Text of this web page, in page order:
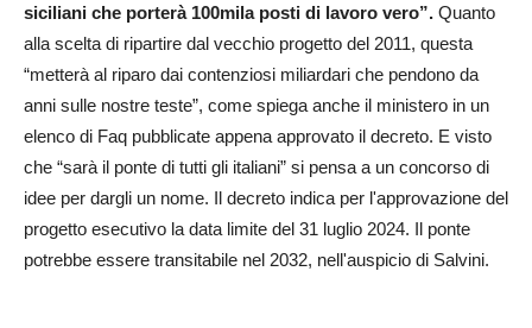
siciliani che porterà 100mila posti di lavoro vero”. Quanto
alla scelta di ripartire dal vecchio progetto del 2011, questa
“metterà al riparo dai contenziosi miliardari che pendono da
anni sulle nostre teste”, come spiega anche il ministero in un
elenco di Faq pubblicate appena approvato il decreto. E visto
che “sarà il ponte di tutti gli italiani” si pensa a un concorso di
idee per dargli un nome. Il decreto indica per l'approvazione del
progetto esecutivo la data limite del 31 luglio 2024. Il ponte
potrebbe essere transitabile nel 2032, nell'auspicio di Salvini.